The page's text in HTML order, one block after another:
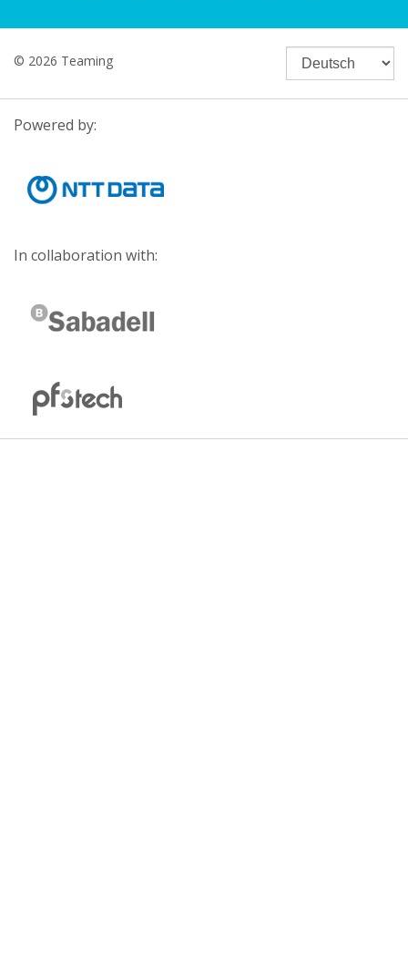
© 2026 Teaming
Powered by:
In collaboration with: